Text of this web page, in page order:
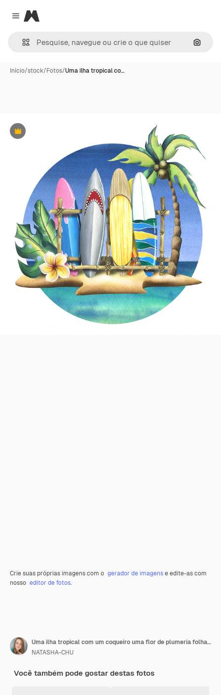
Close menu
Magnific
Início/stock/Fotos/Uma ilha tropical co…
Premium
Crie suas próprias imagens com o gerador de imagense edite-as com
nosso editor de fotos.
Uma ilha tropical com um coqueiro uma flor de plumeria folhas e pranchas de surf em um suporte Ilustração em aquarela em estilo cartoon Composição da coleção SURFING Para decoração e design
NATASHA-CHU
Você também pode gostar destas fotos